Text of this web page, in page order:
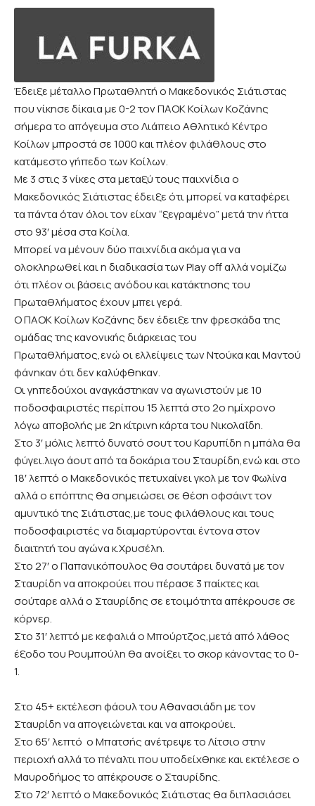
Έδειξε μέταλλο Πρωταθλητή ο Μακεδονικός Σιάτιστας
που νίκησε δίκαια με 0-2 τον ΠΑΟΚ Κοίλων Κοζάνης
σήμερα το απόγευμα στο Λιάπειο Αθλητικό Κέντρο
Κοίλων μπροστά σε 1000 και πλέον φιλάθλους στο
κατάμεστο γήπεδο των Κοίλων.
Με 3 στις 3 νίκες στα μεταξύ τους παιχνίδια ο
Μακεδονικός Σιάτιστας έδειξε ότι μπορεί να καταφέρει
τα πάντα όταν όλοι τον είχαν “ξεγραμένο” μετά την ήττα
στο 93′ μέσα στα Κοίλα.
Μπορεί να μένουν δύο παιχνίδια ακόμα για να
ολοκληρωθεί και η διαδικασία των Play off αλλά νομίζω
ότι πλέον οι βάσεις ανόδου και κατάκτησης του
Πρωταθλήματος έχουν μπει γερά.
Ο ΠΑΟΚ Κοίλων Κοζάνης δεν έδειξε την φρεσκάδα της
ομάδας της κανονικής διάρκειας του
Πρωταθλήματος,ενώ οι ελλείψεις των Ντούκα και Μαντού
φάνηκαν ότι δεν καλύφθηκαν.
Οι γηπεδούχοι αναγκάστηκαν να αγωνιστούν με 10
ποδοσφαιριστές περίπου 15 λεπτά στο 2ο ημίχρονο
λόγω αποβολής με 2η κίτρινη κάρτα του Νικολαΐδη.
Στο 3′ μόλις λεπτό δυνατό σουτ του Καρυπίδη η μπάλα θα
φύγει.λιγο άουτ από τα δοκάρια του Σταυρίδη,ενώ και στο
18′ λεπτό ο Μακεδονικός πετυχαίνει γκολ με τον Φωλίνα
αλλά ο επόπτης θα σημειώσει σε θέση οφσάιντ τον
αμυντικό της Σιάτιστας,με τους φιλάθλους και τους
ποδοσφαιριστές να διαμαρτύρονται έντονα στον
διαιτητή του αγώνα κ.Χρυσέλη.
Στο 27′ ο Παπανικόπουλος θα σουτάρει δυνατά με τον
Σταυρίδη να αποκρούει που πέρασε 3 παίκτες και
σούταρε αλλά ο Σταυρίδης σε ετοιμότητα απέκρουσε σε
κόρνερ.
Στο 31′ λεπτό με κεφαλιά ο Μπούρτζος,μετά από λάθος
έξοδο του Ρουμπούλη θα ανοίξει το σκορ κάνοντας το 0-
1.
Στο 45+ εκτέλεση φάουλ του Αθανασιάδη με τον
Σταυρίδη να απογειώνεται και να αποκρούει.
Στο 65′ λεπτό ο Μπατσής ανέτρεψε το Λίτσιο στην
περιοχή αλλά το πέναλτι που υποδείχθηκε και εκτέλεσε ο
Μαυροδήμος το απέκρουσε ο Σταυρίδης.
Στο 72′ λεπτό ο Μακεδονικός Σιάτιστας θα διπλασιάσει